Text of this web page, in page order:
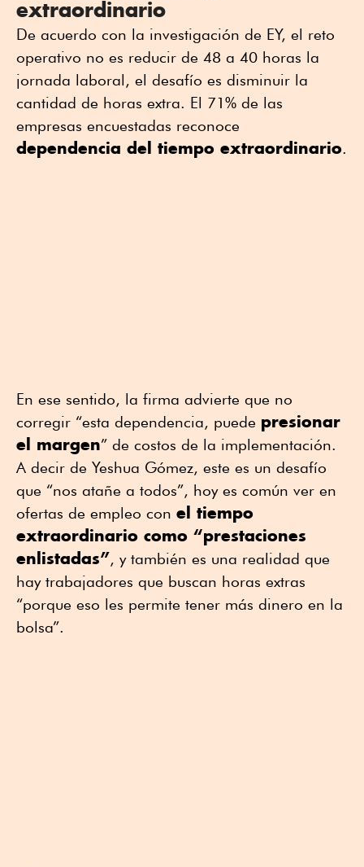
extraordinario
De acuerdo con la investigación de EY, el reto
operativo no es reducir de 48 a 40 horas la
jornada laboral, el desafío es disminuir la
cantidad de horas extra. El 71% de las
empresas encuestadas reconoce
dependencia del tiempo extraordinario.
En ese sentido, la firma advierte que no
corregir “esta dependencia, puede presionar
el margen” de costos de la implementación.
A decir de Yeshua Gómez, este es un desafío
que “nos atañe a todos”, hoy es común ver en
ofertas de empleo con el tiempo
extraordinario como “prestaciones
enlistadas”, y también es una realidad que
hay trabajadores que buscan horas extras
“porque eso les permite tener más dinero en la
bolsa”.